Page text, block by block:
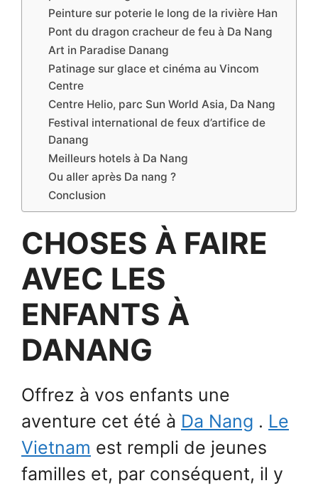
Peinture sur poterie le long de la rivière Han
Pont du dragon cracheur de feu à Da Nang
Art in Paradise Danang
Patinage sur glace et cinéma au Vincom
Centre
Centre Helio, parc Sun World Asia, Da Nang
Festival international de feux d’artifice de
Danang
Meilleurs hotels à Da Nang
Ou aller après Da nang ?
Conclusion
CHOSES À FAIRE
AVEC LES
ENFANTS À
DANANG
Offrez à vos enfants une
aventure cet été à Da Nang . Le
Vietnam est rempli de jeunes
familles et, par conséquent, il y